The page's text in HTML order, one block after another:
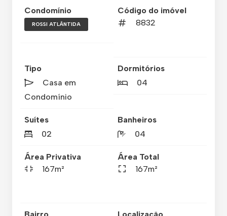
Condomínio
ROSSI ATLÂNTIDA
Código do imóvel
8832
Tipo
Casa em
Condomínio
Dormitórios
04
Suítes
02
Banheiros
04
Área Privativa
167m²
Área Total
167m²